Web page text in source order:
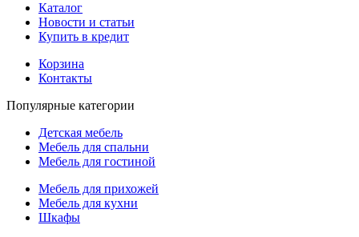
Каталог
Новости и статьи
Купить в кредит
Корзина
Контакты
Популярные категории
Детская мебель
Мебель для спальни
Мебель для гостиной
Мебель для прихожей
Мебель для кухни
Шкафы